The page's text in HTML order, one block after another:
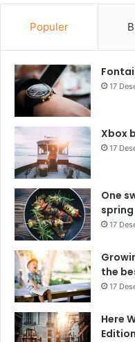
Populer
17
Xbox
17
One
spring
17
the
17
Here
Edition